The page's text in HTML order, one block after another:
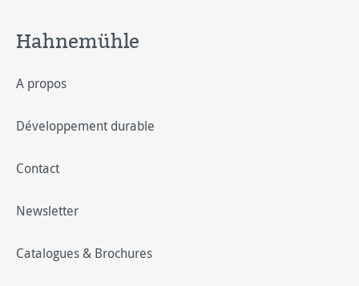
Hahnemühle
A propos
Développement durable
Contact
Newsletter
Catalogues & Brochures